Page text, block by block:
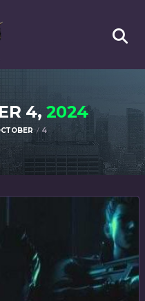
4, 2024
4